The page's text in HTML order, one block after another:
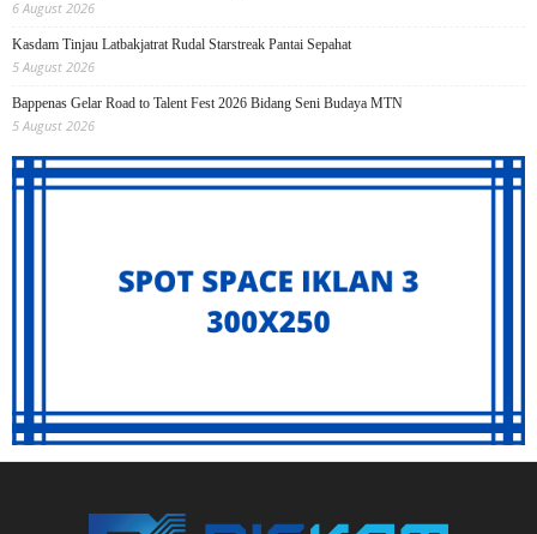
6 August 2026
Kasdam Tinjau Latbakjatrat Rudal Starstreak Pantai Sepahat
5 August 2026
Bappenas Gelar Road to Talent Fest 2026 Bidang Seni Budaya MTN
5 August 2026